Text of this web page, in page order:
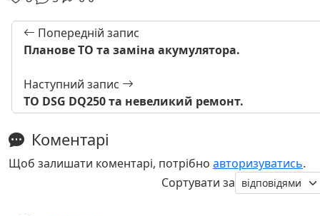
Попередній запис
Планове ТО та заміна акумулятора.
Наступний запис
ТО DSG DQ250 та невеликий ремонт.
Коментарі
Щоб залишати коментарі, потрібно авторизуватись.
Сортувати за